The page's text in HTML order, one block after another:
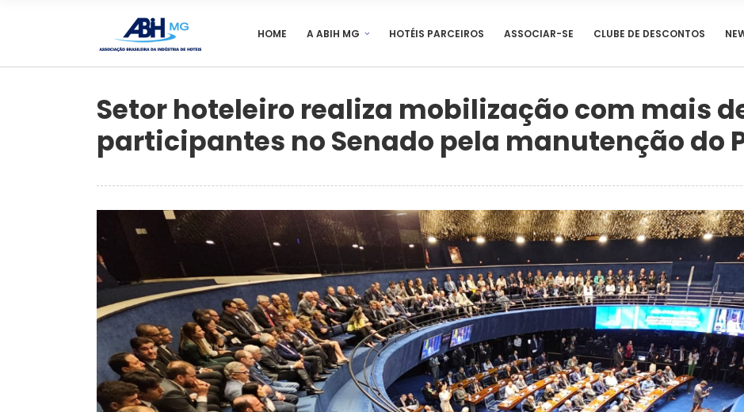
HOME A ABIH MG HOTÉIS PARCEIROS ASSOCIAR-SE CLUBE DE DESCONTOS
Setor hoteleiro realiza mobilização com mais
participantes no Senado pela manutenção do